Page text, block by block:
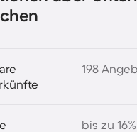
198
bis zu 16%